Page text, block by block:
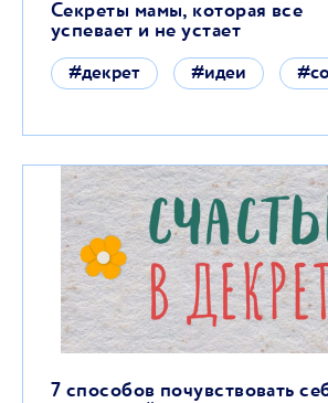
Секреты мамы, которая все
успевает и не устает
#декрет #идеи
7 способов почувствовать